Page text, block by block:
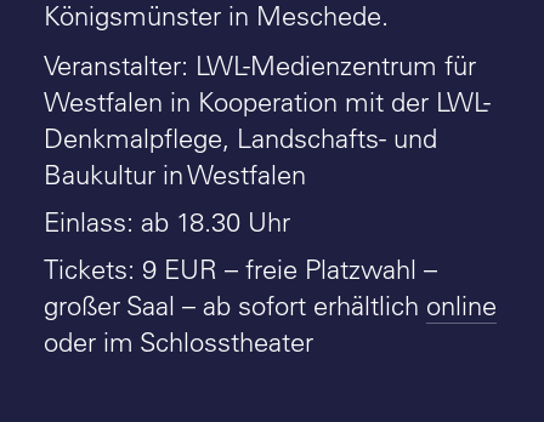
Königsmünster in Meschede.
Veranstalter: LWL-Medienzentrum für
Westfalen in Kooperation mit der LWL-
Denkmalpflege, Landschafts- und
Baukultur in Westfalen
Einlass: ab 18.30 Uhr
Tickets: 9 EUR – freie Platzwahl –
großer Saal – ab sofort erhältlich online
oder im Schlosstheater